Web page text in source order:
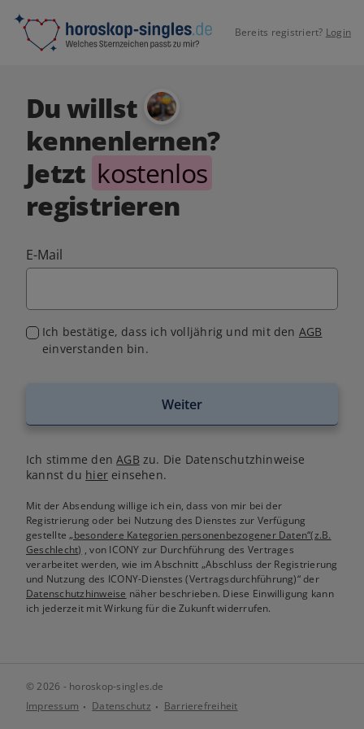
Bereits registriert? Login
Du willst
kennenlernen?
Jetzt kostenlos
registrieren
E-Mail
Ich bestätige, dass ich volljährig und mit den AGB
einverstanden bin.
Weiter
Ich stimme denAGB zu. Die Datenschutzhinweise
kannst du hiereinsehen.
Mit der Absendung willige ich ein, dass von mir bei der
Registrierung oder bei Nutzung des Dienstes zur Verfügung
gestellte„besondere Kategorien personenbezogener Daten“(z.B.
Geschlecht) , von ICONY zur Durchführung des Vertrages
verarbeitet werden, wie im Abschnitt „Abschluss der Registrierung
und Nutzung des ICONY-Dienstes (Vertragsdurchführung)“ der
Datenschutzhinweise näher beschrieben. Diese Einwilligung kann
ich jederzeit mit Wirkung für die Zukunft widerrufen.
© 2026 - horoskop-singles.de
Impressum
Datenschutz Barrierefreiheit